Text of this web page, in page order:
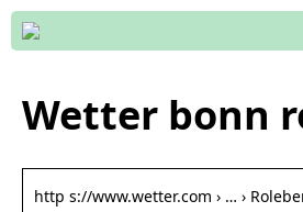
Wetter bonn
http s://www.wetter.com › … ›